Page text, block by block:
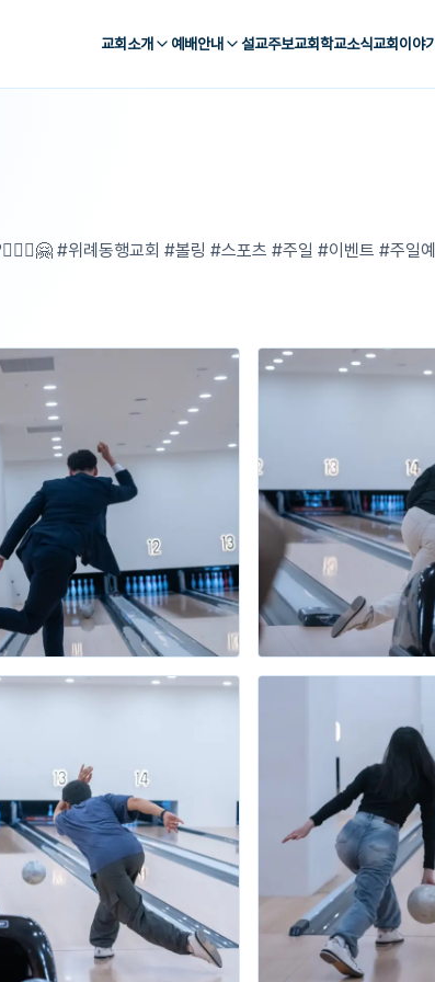
교회소개 예배안내 설교주보교회학교소식교회이야기
#위례동행교회 #볼링 #스포츠 #주일 #이벤트 #주일예